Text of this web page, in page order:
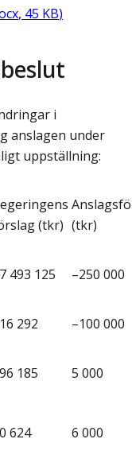
, 45 KB)
i
anslagen under
uppställning:
(tkr) (tkr)
493 125 –250 000
292 –100 000
185 5 000
624 6 000